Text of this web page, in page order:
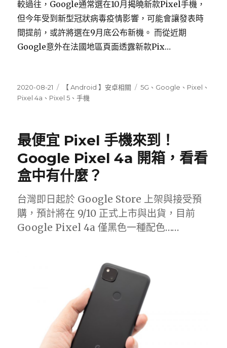
較過往，Google通常選在10月揭曉新款Pixel手機，
但今年受到新型冠狀病毒疫情影響，可能會讓發表時
間提前，或許將選在9月底公布新機。 而從近期
Google意外在法國地區頁面透露新款Pix…
發
佈
2020-08-21
分
類
【 Android 】安卓相關
標
5G 、 Google 、 Pixel 、
Pixel 4a 、 Pixel 5 、手機
最便宜 Pixel 手機來到！
Google Pixel 4a 開箱，看看
盒中有什麼？
台灣即日起於 Google Store 上架與接受預
購，預計將在 9/10 正式上市與出貨，目前
Google Pixel 4a 僅黑色一種配色……